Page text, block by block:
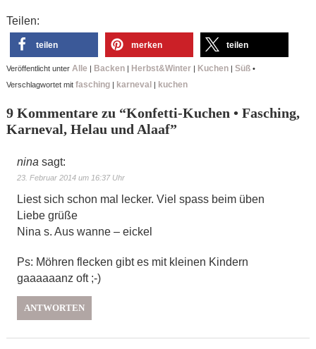
Teilen:
teilen merken teilen
Veröffentlicht unter Alle | Backen| Herbst&Winter| Kuchen| Süß•
Verschlagwortet mit fasching| karneval | kuchen
9 Kommentare zu “Konfetti-Kuchen • Fasching,
Karneval, Helau und Alaaf”
nina sagt:
23. Februar 2014 um 16:37 Uhr
Liest sich schon mal lecker. Viel spass beim üben
Liebe grüße
Nina s. Aus wanne – eickel
Ps: Möhren flecken gibt es mit kleinen Kindern
gaaaaaanz oft ;-)
ANTWORTEN